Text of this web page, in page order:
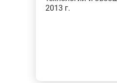
2013 г.